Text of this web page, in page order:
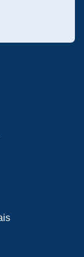
de Rezé
de Rezéde Rezé
de Rezé
la chaîne
WhatsApp de